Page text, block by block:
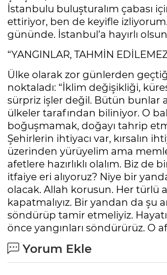
İstanbulu buluşturalım çabası
ettiriyor, ben de keyifle
gününde. İstanbul’a hayırlı
“YANGINLAR, TAHMİN
Ülke olarak zor günlerden
noktaladı: “İklim değişikliği,
sürpriz işler değil. Bütün bunlar
ülkeler tarafından biliniyor. O
boğuşmamak, doğayı tahrip
Şehirlerin ihtiyacı var, kırsalın
üzerinden yürüyelim ama
afetlere hazırlıklı olalım. Biz
itfaiye eri alıyoruz? Niye bir
olacak. Allah korusun. Her türlü
kapatmalıyız. Bir yandan da şu
söndürüp tamir etmeliyiz.
önce yangınları söndürürüz. O
Yorum Ekle